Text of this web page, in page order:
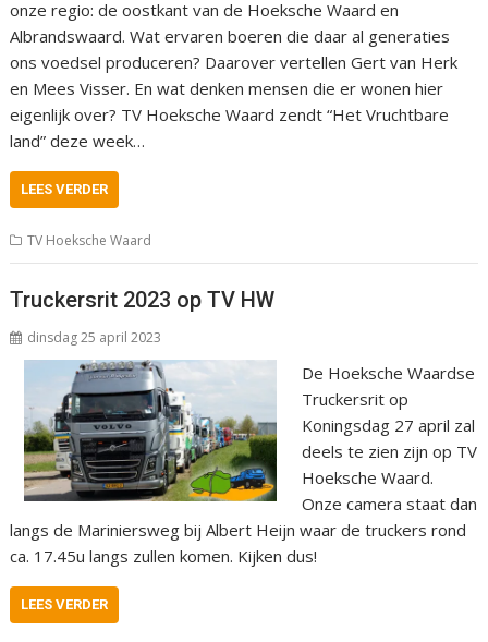
onze regio: de oostkant van de Hoeksche Waard en
Albrandswaard. Wat ervaren boeren die daar al generaties
ons voedsel produceren? Daarover vertellen Gert van Herk
en Mees Visser. En wat denken mensen die er wonen hier
eigenlijk over? TV Hoeksche Waard zendt “Het Vruchtbare
land” deze week…
LEES VERDER
TV Hoeksche Waard
Truckersrit 2023 op TV HW
dinsdag 25 april 2023
De Hoeksche Waardse
Truckersrit op
Koningsdag 27 april zal
deels te zien zijn op TV
Hoeksche Waard.
Onze camera staat dan
langs de Mariniersweg bij Albert Heijn waar de truckers rond
ca. 17.45u langs zullen komen. Kijken dus!
LEES VERDER